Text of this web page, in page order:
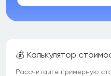
💰 Калькулятор
Рассчитайте примерную